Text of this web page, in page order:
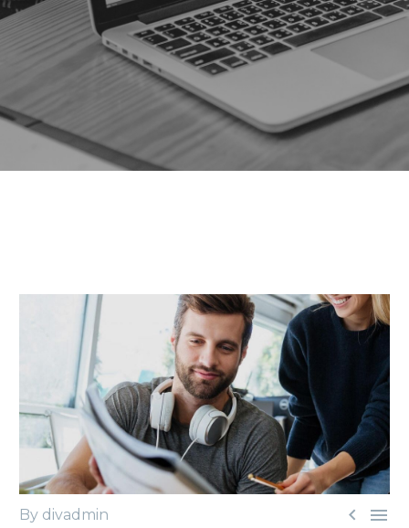
 
By divadmin